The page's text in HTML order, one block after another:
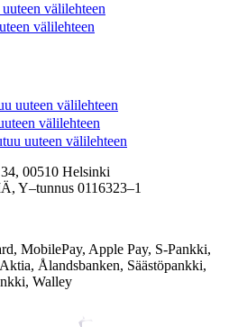
välilehteen
välilehteen
uuteen välilehteen
välilehteen
uuteen välilehteen
00510 Helsinki
Y–tunnus 0116323–1
MobilePay, Apple Pay, S-Pankki,
Ålandsbanken, Säästöpankki,
Walley